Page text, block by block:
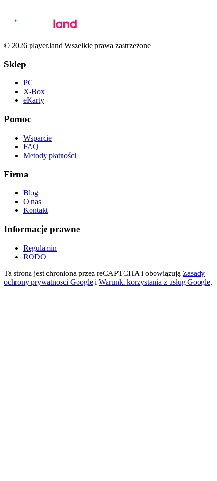
© 2026 player.land Wszelkie prawa zastrzeżone
Sklep
PC
X-Box
eKarty
Pomoc
Wsparcie
FAQ
Metody płatności
Firma
Blog
O nas
Kontakt
Informacje prawne
Regulamin
RODO
Ta strona jest chroniona przez reCAPTCHA i obowiązują Zasady
ochrony prywatności Google i Warunki korzystania z usług Google.